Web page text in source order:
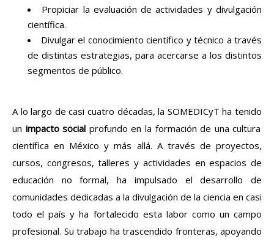
Propiciar la evaluación de actividades y divulgación
científica.
Divulgar el conocimiento científico y técnico a través
de distintas estrategias, para acercarse a los distintos
segmentos de público.
A lo largo decasi cuatro décadas, la SOMEDICyT hatenido
un impactosocial profundoen la formación de una cultura
científica en México ymás allá. A través deproyectos,
cursos, congresos,talleres y actividades en espacios de
educación no formal, ha impulsado el desarrollo de
comunidades dedicadas a la divulgación de la ciencia en casi
todo el país y ha fortalecido esta labor como un campo
profesional. Su trabajo ha trascendido fronteras, apoyando